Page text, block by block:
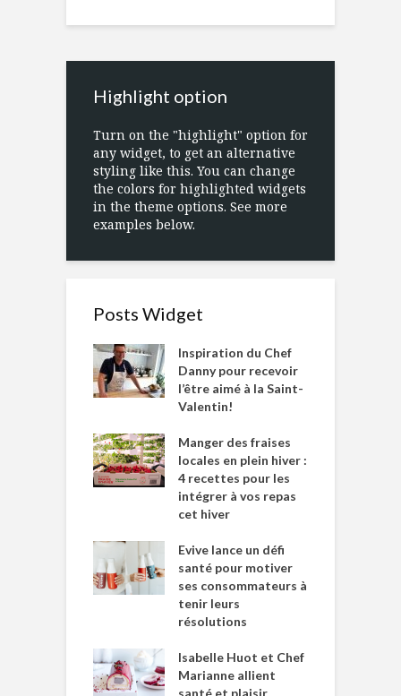
Highlight option
Turn on the "highlight" option for
any widget, to get an alternative
styling like this. You can change
the colors for highlighted widgets
in the theme options. See more
examples below.
Posts Widget
Inspiration du Chef
Danny pour recevoir
l’être aimé à la Saint-
Valentin!
Manger des fraises
locales en plein hiver :
4 recettes pour les
intégrer à vos repas
cet hiver
Evive lance un défi
santé pour motiver
ses consommateurs à
tenir leurs
résolutions
Isabelle Huot et Chef
Marianne allient
santé et plaisir